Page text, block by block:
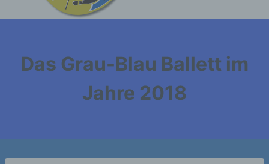
Das Grau-Blau Ballett im
Jahre 2018